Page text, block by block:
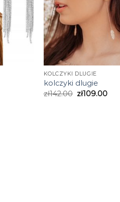
KOLCZYKI DLUGIE
kolczyki dlugie
zł142.00 zł109.00